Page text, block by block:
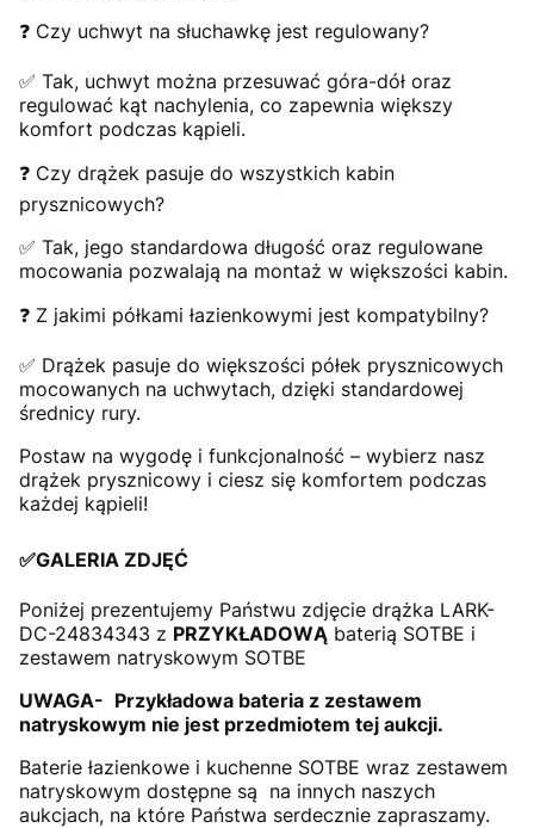
❓ Czy uchwyt na słuchawkę jest regulowany?
✅ Tak, uchwyt można przesuwać góra-dół oraz
regulować kąt nachylenia, co zapewnia większy
komfort podczas kąpieli.
❓ Czy drążek pasuje do wszystkich kabin
prysznicowych?
✅ Tak, jego standardowa długość oraz regulowane
mocowania pozwalają na montaż w większości kabin.
❓ Z jakimi półkami łazienkowymi jest kompatybilny?
✅ Drążek pasuje do większości półek prysznicowych
mocowanych na uchwytach, dzięki standardowej
średnicy rury.
Postaw na wygodę i funkcjonalność – wybierz nasz
drążek prysznicowy i ciesz się komfortem podczas
każdej kąpieli!
✅GALERIA ZDJĘĆ
Poniżej prezentujemy Państwu zdjęcie drążka LARK-
DC-24834343 z PRZYKŁADOWĄ baterią SOTBE i
zestawem natryskowym SOTBE
UWAGA- Przykładowa bateria z zestawem
natryskowym nie jest przedmiotem tej aukcji.
Baterie łazienkowe i kuchenne SOTBE wraz zestawem
natryskowym dostępne są na innych naszych
aukcjach, na które Państwa serdecznie zapraszamy.